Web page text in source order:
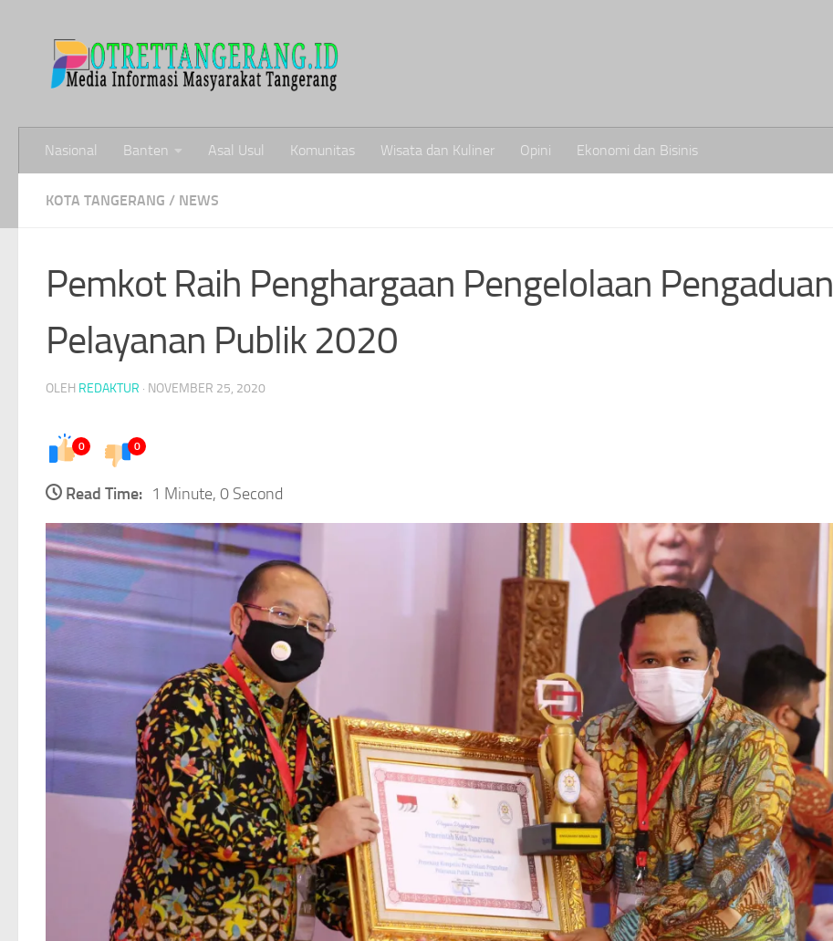
Nasional Banten Asal Usul Komunitas Wisata dan Kuliner Opini Ekonomi dan Bisinis
KOTA TANGERANG / NEWS
Pemkot Raih Penghargaan Pengelolaan Pengaduan
Pelayanan Publik 2020
OLEH REDAKTUR · NOVEMBER 25, 2020
0 0
Read Time: 1 Minute, 0 Second